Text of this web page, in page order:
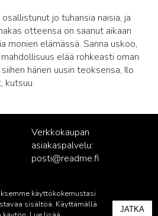
jo tuhansia naisia, ja
otteensa on saanut aikaan
monien elämässä. Sanna uskoo,
elää rohkeasti oman
hänen uusin teoksensa, Ilo
kutsuu.
Verkkokaupan
asiakaspalvelu:
posti@readme.fi
käyttökokemustasi
sisältöä. Käyttämällä
JATKA